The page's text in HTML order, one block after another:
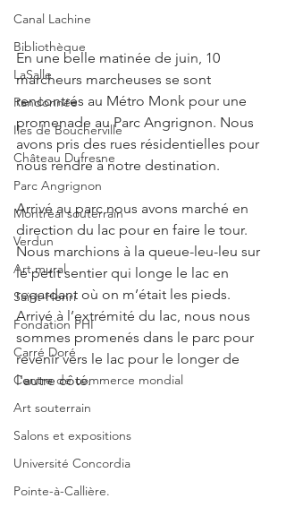
Canal Lachine
Bibliothèque
LaSalle
Randonnée
Iles de Boucherville
Château Dufresne
Parc Angrignon
Montréal souterrain
Verdun
Art mural
Saint-Henri
Fondation PHI
Carré Doré
Centre de commerce mondial
Art souterrain
Salons et expositions
Université Concordia
Pointe-à-Callière.
En une belle matinée de juin, 10
marcheurs marcheuses se sont
rencontrés au Métro Monk pour une
promenade au Parc Angrignon. Nous
avons pris des rues résidentielles pour
nous rendre à notre destination.
Arrivé au parc nous avons marché en
direction du lac pour en faire le tour.
Nous marchions à la queue-leu-leu sur
le petit sentier qui longe le lac en
regardant où on m’était les pieds.
Arrivé à l’extrémité du lac, nous nous
sommes promenés dans le parc pour
revenir vers le lac pour le longer de
l'autre côté.